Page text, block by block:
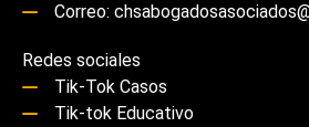
Correo:
Redes sociales
Tik-Tok Casos
Tik-tok Educativo